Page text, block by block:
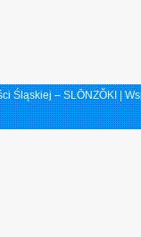
Śląskiej – SLŌNZŎKI |